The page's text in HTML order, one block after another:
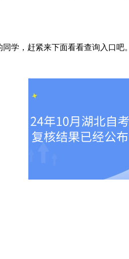
学，赶紧来下面看看查询入口吧。